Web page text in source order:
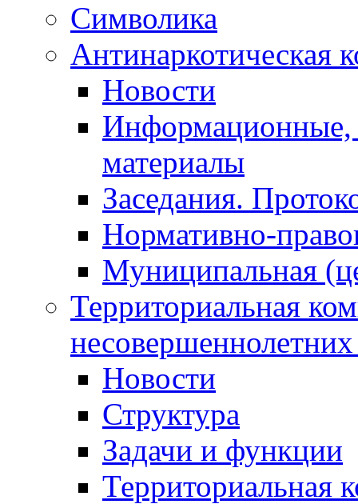
Символика
Антинаркотическая
Новости
Информационные,
материалы
Заседания.
Нормативно-
Муниципальная
Территориальная
Новости
Структура
Задачи и функции
Территориальная